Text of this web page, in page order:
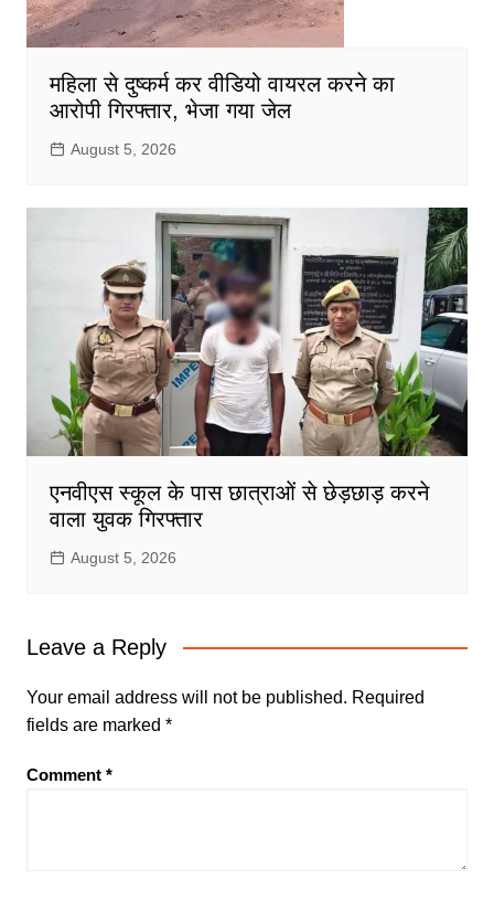
महिला से दुष्कर्म कर वीडियो वायरल करने का
आरोपी गिरफ्तार, भेजा गया जेल
August 5, 2026
एनवीएस स्कूल के पास छात्राओं से छेड़छाड़ करने
वाला युवक गिरफ्तार
August 5, 2026
Leave a Reply
Your email address will not be published. Required
fields are marked *
Comment *